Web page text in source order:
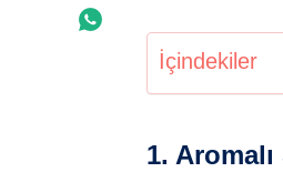
paylaşınİçindekiler
1.